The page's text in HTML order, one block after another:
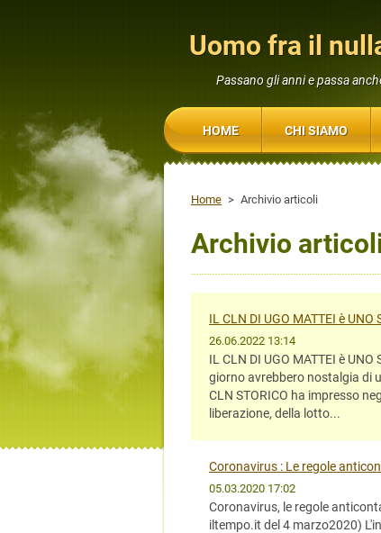
Uomo fra il
Passano gli anni e passa
Home > Archivio articoli
Archivio
IL CLN DI UGO MATTEI è
26.06.2022 13:14
IL CLN DI UGO MATTEI è
giorno avrebbero nostalgia di
CLN STORICO ha impresso
liberazione, della lotto...
Coronavirus : Le regole
05.03.2020 17:02
Coronavirus, le regole
iltempo.it del 4 marzo2020)
HOME CHI SIAMO